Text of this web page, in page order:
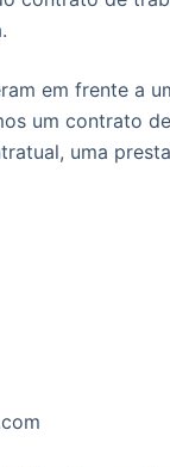
em frente a
um contrato
uma